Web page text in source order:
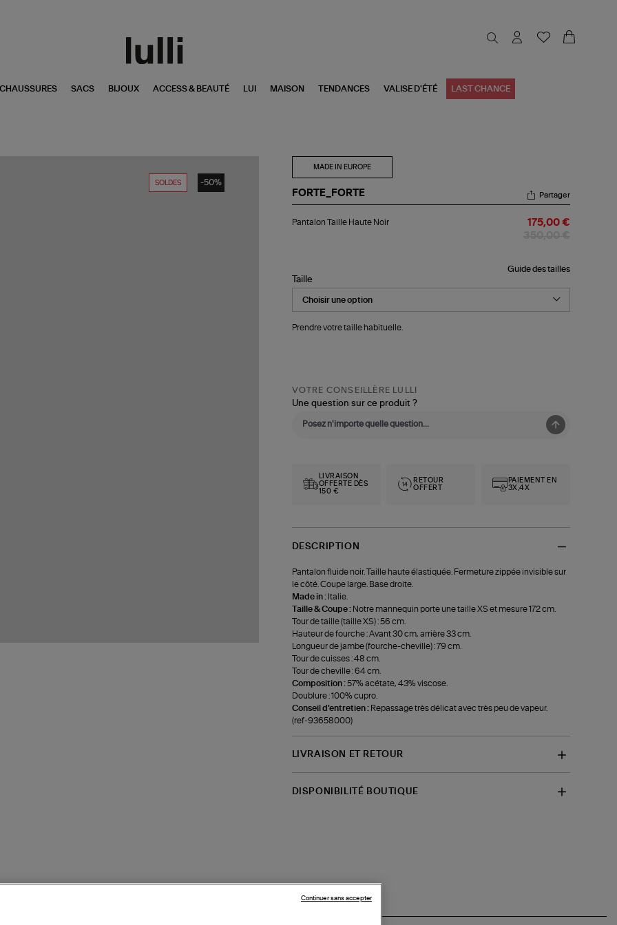
CHAUSSURES SACS BIJOUX ACCESS & BEAUTÉ LUI MAISON TENDANCES VALISE D'ÉTÉ LAST CHANCE
SOLDES -50%
MADE IN EUROPE
FORTE_FORTE
Taille
Partager
Pantalon Taille Haute Noir 175,00 €
Guide des tailles
Taille
Prendre votre taille habituelle.
VOTRE CONSEILLÈRE LULLI
Une question sur ce produit ?
LIVRAISON
OFFERTE DÈS
150 €
RETOUR
OFFERT
PAIEMENT EN
3X,4X
DESCRIPTION
Pantalon fluide noir. Taille haute élastiquée. Fermeture zippée invisible sur
le côté. Coupe large. Base droite.
Made in : Italie.
Taille & Coupe : Notre mannequin porte une taille XS et mesure 172 cm.
Tour de taille (taille XS) : 56 cm.
Hauteur de fourche : Avant 30 cm, arrière 33 cm.
Longueur de jambe (fourche-cheville) : 79 cm.
Tour de cuisses : 48 cm.
Tour de cheville : 64 cm.
Composition :57% acétate, 43% viscose.
Doublure : 100% cupro.
Conseil d'entretien : Repassage très délicat avec très peu de vapeur.
(ref-93658000)
LIVRAISON ET RETOUR
DISPONIBILITÉ BOUTIQUE
Continuer sans accepter